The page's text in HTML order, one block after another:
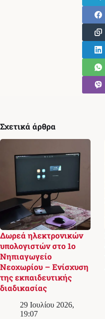
Σχετικά άρθρα
Δωρεά ηλεκτρονικών
υπολογιστών στο 1ο
Νηπιαγωγείο
Νεοχωρίου – Ενίσχυση
της εκπαιδευτικής
διαδικασίας
29 Ιουλίου 2026,
19:07